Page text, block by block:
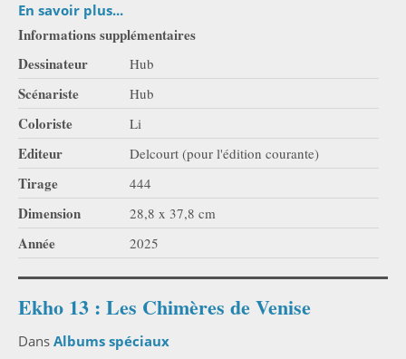
En savoir plus...
Informations supplémentaires
Dessinateur
Hub
Scénariste Hub
Coloriste Li
Editeur Delcourt (pour l'édition courante)
Tirage 444
Dimension 28,8 x 37,8 cm
Année 2025
Ekho 13 : Les Chimères de Venise
Dans Albums spéciaux